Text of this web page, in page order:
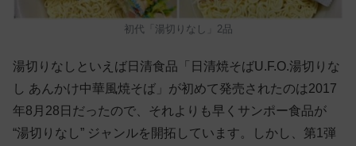
初代「湯切りなし」2品
湯切りなしといえば日清食品「日清焼そばU.F.O.湯切りな
し あんかけ中華風焼そば」が初めて発売されたのは2017
年8月28日だったので、それよりも早くサンポー食品が
“湯切りなし” ジャンルを開拓しています。しかし、第1弾